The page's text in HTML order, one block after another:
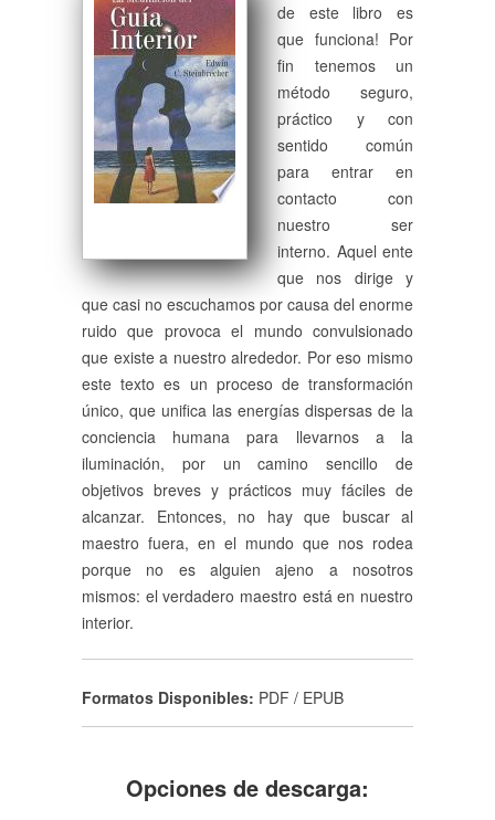
de este libro es
que funciona! Por
fin tenemos un
método seguro,
práctico y con
sentido común
para entrar en
contacto con
nuestro ser
interno. Aquel ente
que nos dirige y
que casi no escuchamos por causa del enorme
ruido que provoca el mundo convulsionado
que existe a nuestro alrededor. Por eso mismo
este texto es un proceso de transformación
único, que unifica las energías dispersas de la
conciencia humana para llevarnos a la
iluminación, por un camino sencillo de
objetivos breves y prácticos muy fáciles de
alcanzar. Entonces, no hay que buscar al
maestro fuera, en el mundo que nos rodea
porque no es alguien ajeno a nosotros
mismos: el verdadero maestro está en nuestro
interior.
Formatos Disponibles: PDF / EPUB
Opciones de descarga: